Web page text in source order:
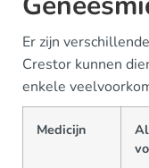
Er zijn
Crestor kunnen
enkele
Medicijn